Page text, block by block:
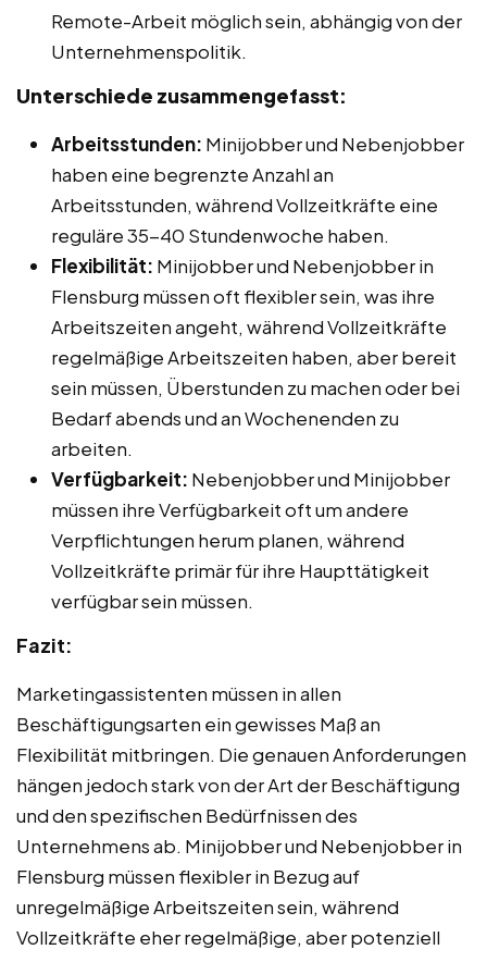
Remote-Arbeit möglich sein, abhängig von der
Unternehmenspolitik.
Unterschiede zusammengefasst:
Arbeitsstunden: Minijobber und Nebenjobber
haben eine begrenzte Anzahl an
Arbeitsstunden, während Vollzeitkräfte eine
reguläre 35-40 Stundenwoche haben.
Flexibilität: Minijobber und Nebenjobber in
Flensburg müssen oft flexibler sein, was ihre
Arbeitszeiten angeht, während Vollzeitkräfte
regelmäßige Arbeitszeiten haben, aber bereit
sein müssen, Überstunden zu machen oder bei
Bedarf abends und an Wochenenden zu
arbeiten.
Verfügbarkeit: Nebenjobber und Minijobber
müssen ihre Verfügbarkeit oft um andere
Verpflichtungen herum planen, während
Vollzeitkräfte primär für ihre Haupttätigkeit
verfügbar sein müssen.
Fazit:
Marketingassistenten müssen in allen
Beschäftigungsarten ein gewisses Maß an
Flexibilität mitbringen. Die genauen Anforderungen
hängen jedoch stark von der Art der Beschäftigung
und den spezifischen Bedürfnissen des
Unternehmens ab. Minijobber und Nebenjobber in
Flensburg müssen flexibler in Bezug auf
unregelmäßige Arbeitszeiten sein, während
Vollzeitkräfte eher regelmäßige, aber potenziell